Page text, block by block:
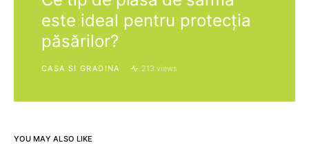
este ideal pentru protecția
păsărilor?
CASA SI GRADINA 213 views
YOU MAY ALSO LIKE